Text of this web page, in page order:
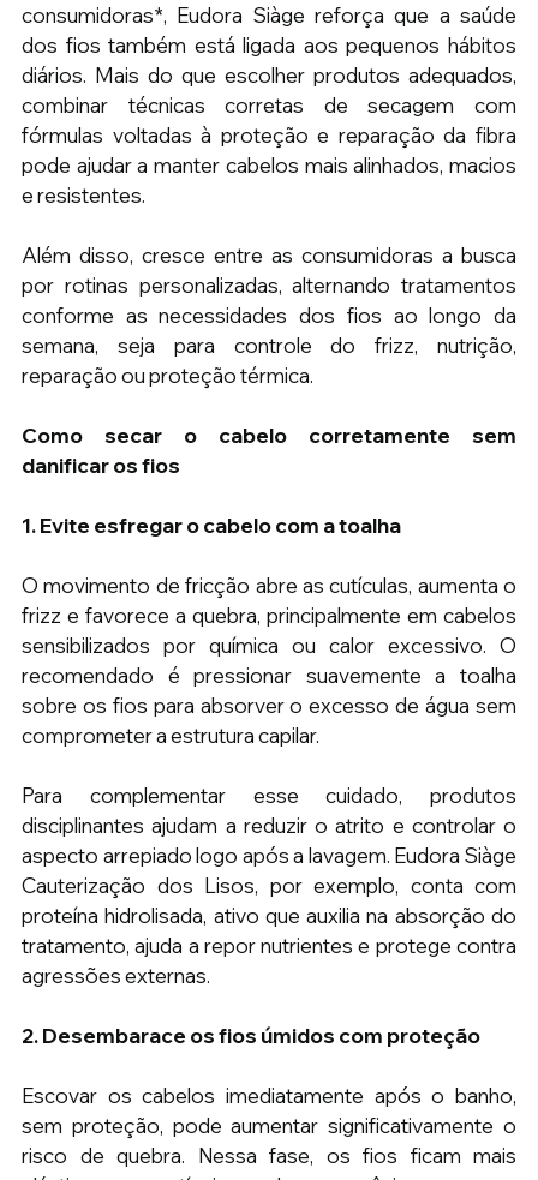
consumidoras*, Eudora Siàge reforça que a saúde
dos fios também está ligada aos pequenos hábitos
diários. Mais do que escolher produtos adequados,
combinar técnicas corretas de secagem com
fórmulas voltadas à proteção e reparação da fibra
pode ajudar a manter cabelos mais alinhados, macios
e resistentes.
Além disso, cresce entre as consumidoras a busca
por rotinas personalizadas, alternando tratamentos
conforme as necessidades dos fios ao longo da
semana, seja para controle do frizz, nutrição,
reparação ou proteção térmica.
Como secar o cabelo corretamente sem
danificar os fios
1. Evite esfregar o cabelo com a toalha
O movimento de fricção abre as cutículas, aumenta o
frizz e favorece a quebra, principalmente em cabelos
sensibilizados por química ou calor excessivo. O
recomendado é pressionar suavemente a toalha
sobre os fios para absorver o excesso de água sem
comprometer a estrutura capilar.
Para complementar esse cuidado, produtos
disciplinantes ajudam a reduzir o atrito e controlar o
aspecto arrepiado logo após a lavagem. Eudora Siàge
Cauterização dos Lisos, por exemplo, conta com
proteína hidrolisada, ativo que auxilia na absorção do
tratamento, ajuda a repor nutrientes e protege contra
agressões externas.
2. Desembarace os fios úmidos com proteção
Escovar os cabelos imediatamente após o banho,
sem proteção, pode aumentar significativamente o
risco de quebra. Nessa fase, os fios ficam mais